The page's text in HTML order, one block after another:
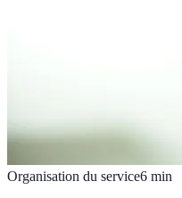
Organisation du service6 min